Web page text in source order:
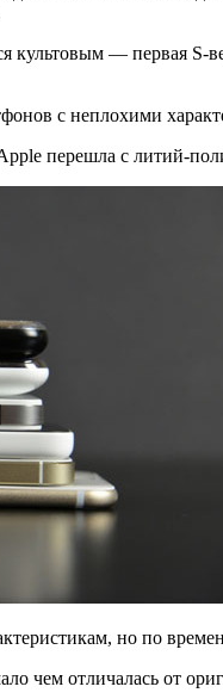
культовым — первая S-
с неплохими
перешла с литий-
но по
чем отличалась от